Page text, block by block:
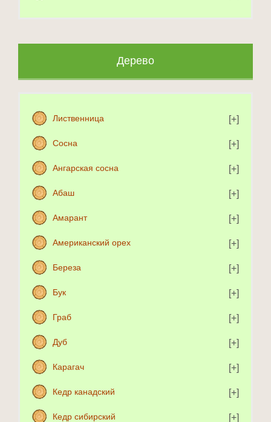
Дерево
Лиственница
Сосна
Ангарская сосна
Абаш
Амарант
Американский орех
Береза
Бук
Граб
Дуб
Карагач
Кедр канадский
Кедр сибирский